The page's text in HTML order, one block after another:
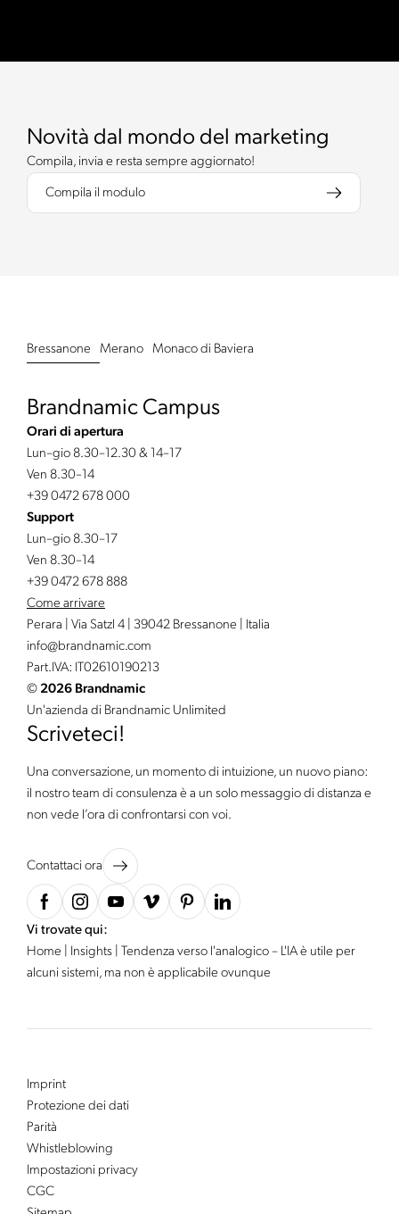
Novità dal mondo del marketing
Compila, invia e resta sempre aggiornato!
Compila il modulo
Bressanone Merano Monaco di Baviera
Brandnamic Campus
Orari di apertura
Lun–gio 8.30–12.30 & 14–17
Ven 8.30–14
+39 0472 678 000
Support
Lun–gio 8.30–17
Ven 8.30–14
+39 0472 678 888
Come arrivare
Perara | Via Satzl 4 | 39042 Bressanone | Italia
info@brandnamic.com
Part.IVA: IT02610190213
© 2026 Brandnamic
Un'azienda di Brandnamic Unlimited
Scriveteci!
Una conversazione, un momento di intuizione, un nuovo piano:
il nostro team di consulenza è a un solo messaggio di distanza e
non vede l’ora di confrontarsi con voi.
Contattaci ora
Vi trovate qui:
Home
Insights Tendenza verso l'analogico – L'IA è utile per
alcuni sistemi, ma non è applicabile ovunque
Imprint
Protezione dei dati
Parità
Whistleblowing
Impostazioni privacy
CGC